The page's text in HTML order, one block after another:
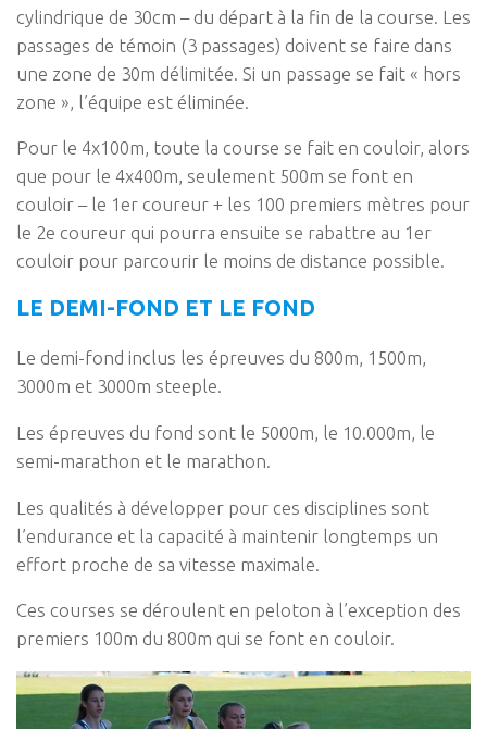
cylindrique de 30cm – du départ à la fin de la course. Les
passages de témoin (3 passages) doivent se faire dans
une zone de 30m délimitée. Si un passage se fait « hors
zone », l’équipe est éliminée.
Pour le 4x100m, toute la course se fait en couloir, alors
que pour le 4x400m, seulement 500m se font en
couloir – le 1er coureur + les 100 premiers mètres pour
le 2e coureur qui pourra ensuite se rabattre au 1er
couloir pour parcourir le moins de distance possible.
LE DEMI-FOND ET LE FOND
Le demi-fond inclus les épreuves du 800m, 1500m,
3000m et 3000m steeple.
Les épreuves du fond sont le 5000m, le 10.000m, le
semi-marathon et le marathon.
Les qualités à développer pour ces disciplines sont
l’endurance et la capacité à maintenir longtemps un
effort proche de sa vitesse maximale.
Ces courses se déroulent en peloton à l’exception des
premiers 100m du 800m qui se font en couloir.